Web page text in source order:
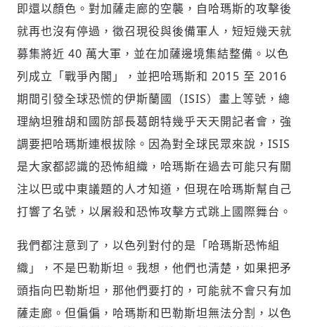
即還以顏色。對加薩走廊的空襲，自哈瑪斯的攻擊後
就再也沒有停過，徵召現役與後備軍人，短短幾天就
募集將近 40 萬大軍，並在加薩邊境集結整備。以色
列成立「戰爭內閣」，並把哈瑪斯和 2015 至 2016
期間引發全球恐慌的伊斯蘭國（ISIS）畫上等號，總
理納坦雅胡和國防部長葛朗特幾乎天天開記者會，強
調要把哈瑪斯連根拔除。因為對全球民眾來說，ISIS
是大家都認識的恐怖組織，哈瑪斯在過去可能只有關
注以巴或中東議題的人才知道，但現在哈瑪斯幫自己
打響了名號，以屠殺和恐怖攻擊方式跳上國際舞台。
我們都注意到了，以色列對付的是「哈瑪斯恐怖組
織」，不是巴勒斯坦。我想，他們也清楚，如果把矛
頭指向巴勒斯坦，那他們要打的，可能就不會只有加
薩走廊。但偏偏，哈瑪斯和巴勒斯坦無法分割，以色